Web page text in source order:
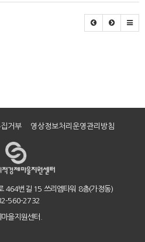
거부 영상정보처리운영관리방침
464번길 15 쓰리엠타워 8층(가정동)
560-2732
을지원센터.